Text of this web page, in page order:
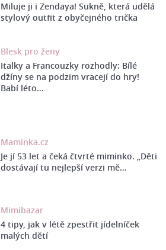
Miluje ji i Zendaya! Sukně, která udělá
stylový outfit z obyčejného trička
Blesk pro ženy
Italky a Francouzky rozhodly: Bílé
džíny se na podzim vracejí do hry!
Babí léto…
Maminka.cz
Je jí 53 let a čeká čtvrté miminko. „Děti
dostávají tu nejlepší verzi mě…
Mimibazar
4 tipy, jak v létě zpestřit jídelníček
malých dětí